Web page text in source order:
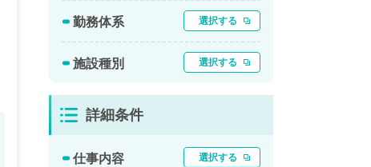
勤務体系 選択する
施設種別 選択する
詳細条件
仕事内容 選択する